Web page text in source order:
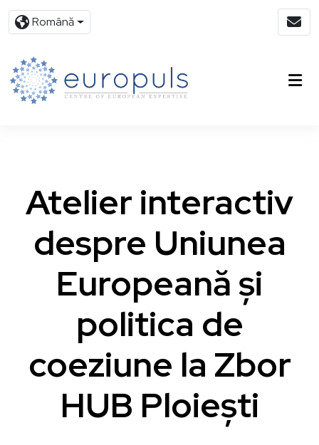
Română
Atelier interactiv
despre Uniunea
Europeană și
politica de
coeziune la Zbor
HUB Ploiești